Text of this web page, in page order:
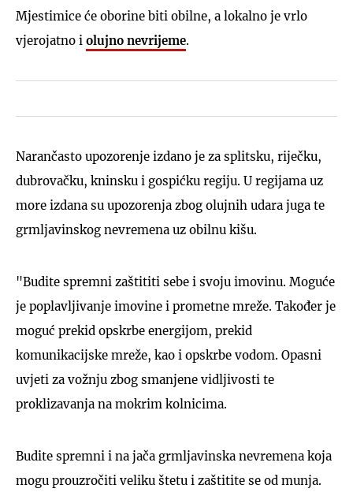
Mjestimice će oborine biti obilne, a lokalno je vrlo
vjerojatno i olujno nevrijeme.
Narančasto upozorenje izdano je za splitsku, riječku,
dubrovačku, kninsku i gospićku regiju. U regijama uz
more izdana su upozorenja zbog olujnih udara juga te
grmljavinskog nevremena uz obilnu kišu.
"Budite spremni zaštititi sebe i svoju imovinu. Moguće
je poplavljivanje imovine i prometne mreže. Također je
moguć prekid opskrbe energijom, prekid
komunikacijske mreže, kao i opskrbe vodom. Opasni
uvjeti za vožnju zbog smanjene vidljivosti te
proklizavanja na mokrim kolnicima.
Budite spremni i na jača grmljavinska nevremena koja
mogu prouzročiti veliku štetu i zaštitite se od munja.